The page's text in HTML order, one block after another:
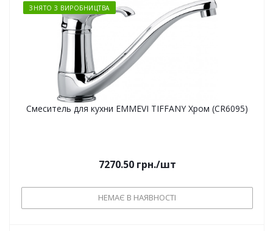
ЗНЯТО З ВИРОБНИЦТВА
Смеситель для кухни EMMEVI TIFFANY Хром (CR6095)
7270.50грн./шт
НЕМАЄ В НАЯВНОСТІ